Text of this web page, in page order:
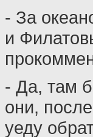
- За
и
- Да, там
они,
уеду